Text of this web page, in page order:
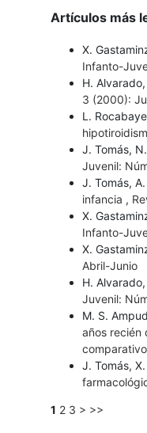
Artículos más
X.
Infanto-
H.
3 (2000):
L.
J. Tomás,
Juvenil:
J. Tomás,
infancia ,
X.
Infanto-
X.
Abril-Junio
H.
Juvenil:
M. S.
años recién
comparativo
J. Tomás,
1 2 3 > >>